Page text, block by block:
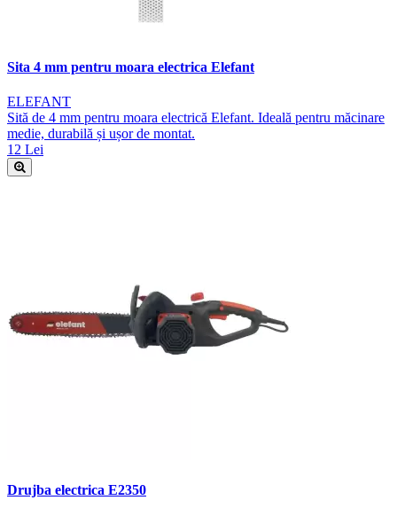
Sita 4 mm pentru moara electrica Elefant
ELEFANT
Sită de 4 mm pentru moara electrică Elefant. Ideală pentru măcinare
medie, durabilă și ușor de montat.
12 Lei
Drujba electrica E2350